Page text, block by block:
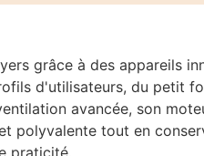
grâce à des appareils
d'utilisateurs, du petit
avancée, son
polyvalente tout en